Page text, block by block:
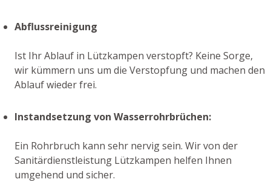
Abflussreinigung
Ist Ihr Ablauf in Lützkampen verstopft? Keine Sorge,
wir kümmern uns um die Verstopfung und machen den
Ablauf wieder frei.
Instandsetzung von Wasserrohrbrüchen:
Ein Rohrbruch kann sehr nervig sein. Wir von der
Sanitärdienstleistung Lützkampen helfen Ihnen
umgehend und sicher.